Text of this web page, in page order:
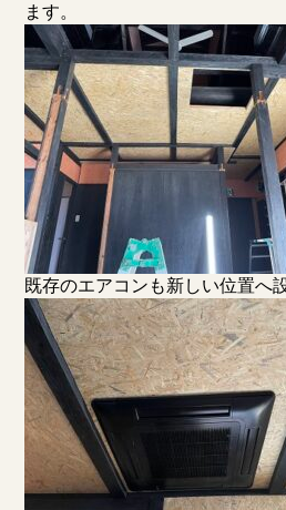
ます。
既存のエアコンも新しい位置へ